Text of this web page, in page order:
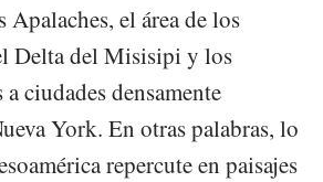
Apalaches, el área de los
Delta del Misisipi y los
ciudades densamente
York. En otras palabras, lo
repercute en paisajes